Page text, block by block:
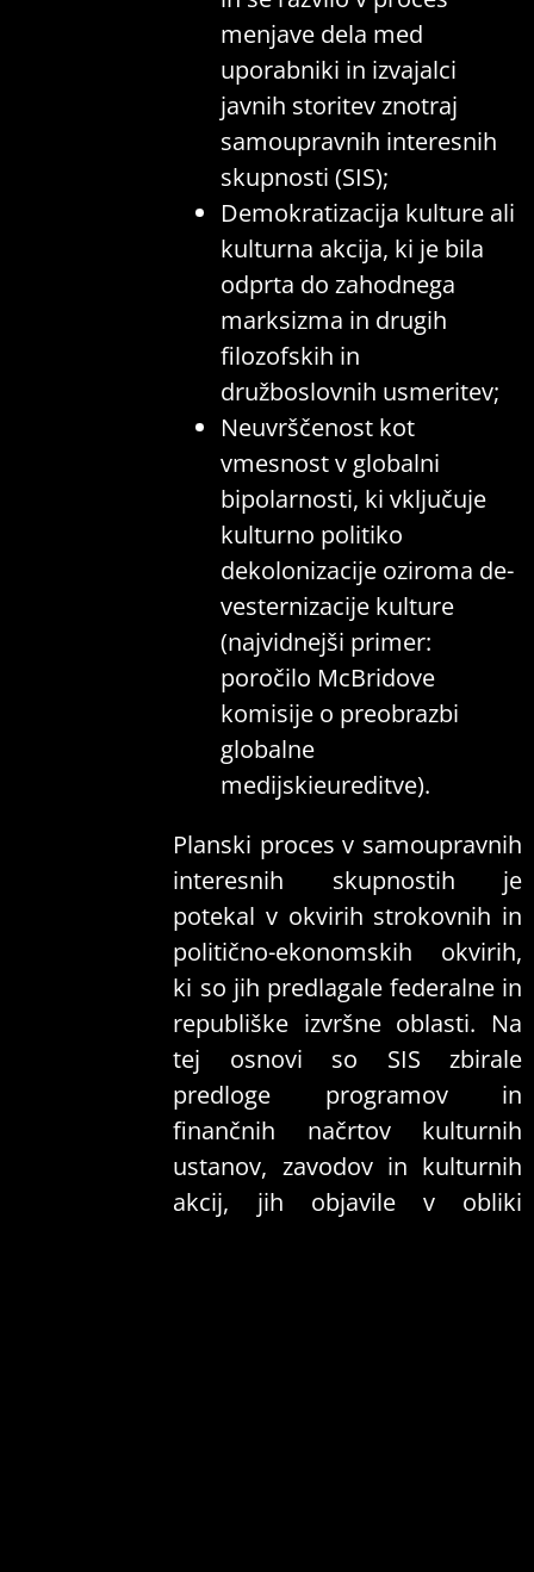
menjave dela med
uporabniki in izvajalci
javnih storitev znotraj
samoupravnih interesnih
skupnosti (SIS);
Demokratizacija kulture ali
kulturna akcija, ki je bila
odprta do zahodnega
marksizma in drugih
filozofskih in
družboslovnih usmeritev;
Neuvrščenost kot
vmesnost v globalni
bipolarnosti, ki vključuje
kulturno politiko
dekolonizacije oziroma de-
vesternizacije kulture
(najvidnejši primer:
poročilo McBridove
komisije o preobrazbi
globalne
medijskieureditve).
Planski proces v samoupravnih
interesnih skupnostih je
potekal v okvirih strokovnih in
politično-ekonomskih okvirih,
ki so jih predlagale federalne in
republiške izvršne oblasti. Na
tej osnovi so SIS zbirale
predloge programov in
finančnih načrtov kulturnih
ustanov, zavodov in kulturnih
akcij, jih objavile v obliki